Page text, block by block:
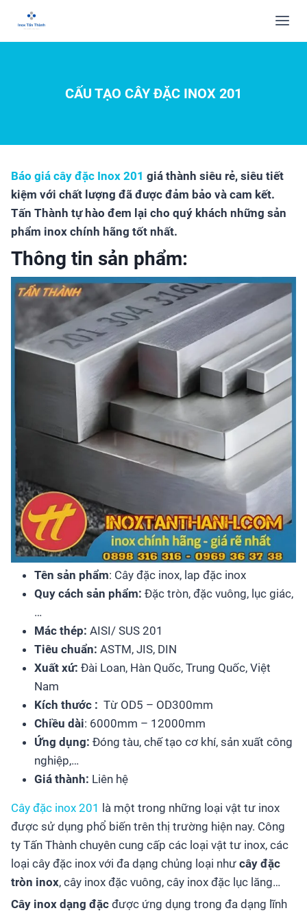
CẤU TẠO CÂY ĐẶC INOX 201
Báo giá cây đặc Inox 201 giá thành siêu rẻ, siêu tiết
kiệm với chất lượng đã được đảm bảo và cam kết.
Tấn Thành tự hào đem lại cho quý khách những sản
phẩm inox chính hãng tốt nhất.
Thông tin sản phẩm:
Tên sản phẩm: Cây đặc inox, lap đặc inox
Quy cách sản phẩm: Đặc tròn, đặc vuông, lục giác,
…
Mác thép: AISI/ SUS 201
Tiêu chuẩn: ASTM, JIS, DIN
Xuất xứ: Đài Loan, Hàn Quốc, Trung Quốc, Việt
Nam
Kích thước : Từ OD5 – OD300mm
Chiều dài: 6000mm – 12000mm
Ứng dụng: Đóng tàu, chế tạo cơ khí, sản xuất công
nghiệp,…
Giá thành: Liên hệ
Cây đặc inox 201
là một trong những loại vật tư inox
được sử dụng phổ biến trên thị trường hiện nay. Công
ty Tấn Thành chuyên cung cấp các loại vật tư inox, các
loại cây đặc inox với đa dạng chủng loại như cây đặc
tròn inox, cây inox đặc vuông, cây inox đặc lục lăng…
Cây inox dạng đặc được ứng dụng trong đa dạng lĩnh